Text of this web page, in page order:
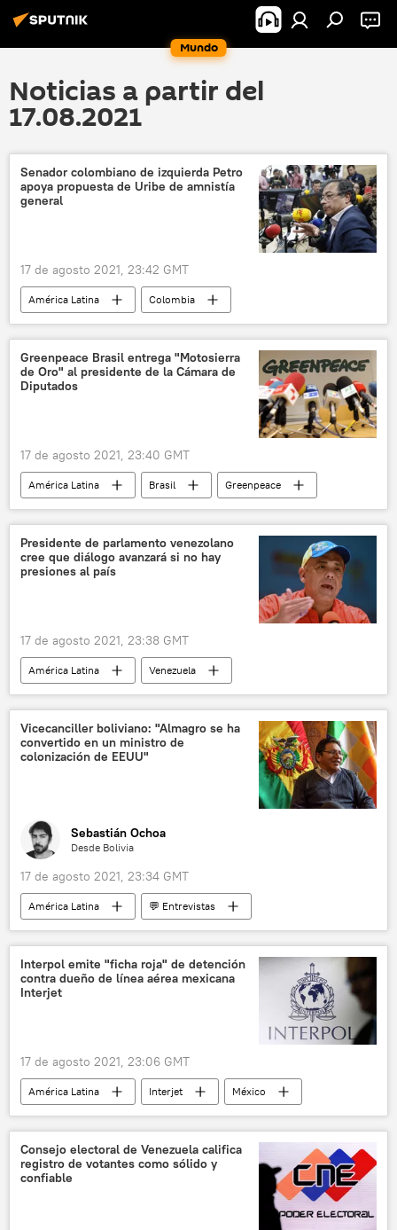
Mundo
Noticias a partir del
17.08.2021
Senador colombiano de izquierda Petro
apoya propuesta de Uribe de amnistía
general
17 de agosto 2021, 23:42 GMT
América Latina
Colombia
Gustavo Petro
Greenpeace Brasil entrega "Motosierra
de Oro" al presidente de la Cámara de
Diputados
17 de agosto 2021, 23:40 GMT
América Latina Brasil Greenpeace
Presidente de parlamento venezolano
cree que diálogo avanzará si no hay
presiones al país
17 de agosto 2021, 23:38 GMT
América Latina Venezuela
Vicecanciller boliviano: "Almagro se ha
convertido en un ministro de
colonización de EEUU"
Sebastián Ochoa
Desde Bolivia
17 de agosto 2021, 23:34 GMT
América Latina
💬 Entrevistas
Bolivia
Organización de Estados Americanos (OEA)
Luis Almagro
Freddy Mamani
Interpol emite "ficha roja" de detención
contra dueño de línea aérea mexicana
Interjet
17 de agosto 2021, 23:06 GMT
América Latina Interjet México
Consejo electoral de Venezuela califica
registro de votantes como sólido y
confiable